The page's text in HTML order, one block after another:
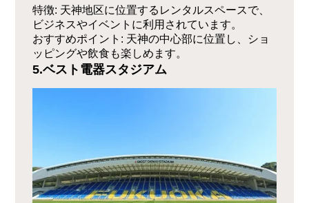
特徴: 天神地区に位置するレンタルスペースで、
ビジネスやイベントに利用されています。
おすすめポイント : 天神の中心部に位置し、ショ
ッピングや飲食も楽しめます。
5.ベスト電器スタジアム